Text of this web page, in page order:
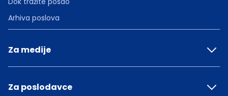
Arhiva poslova
Za medije
Za poslodavce